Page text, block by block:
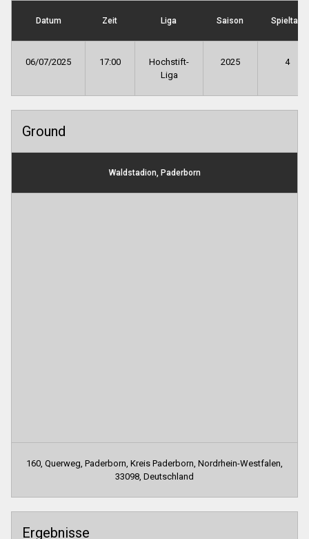
Datum Zeit Liga Saison Spieltag
06/07/2025 17:00
Hochstift-
Liga
2025 4
Ground
Waldstadion, Paderborn
160, Querweg, Paderborn, Kreis Paderborn, Nordrhein-Westfalen,
33098, Deutschland
Ergebnisse